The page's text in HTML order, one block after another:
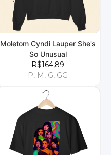
Moletom Cyndi Lauper She's
So Unusual
R$164,89
P, M, G, GG